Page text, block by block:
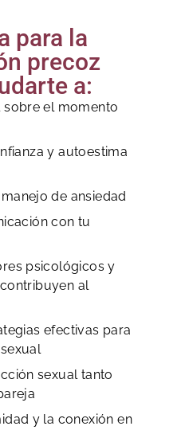
para la
precoz
a:
el momento
y autoestima
de ansiedad
con tu
psicológicos y
al
efectivas para
sexual tanto
y la conexión en